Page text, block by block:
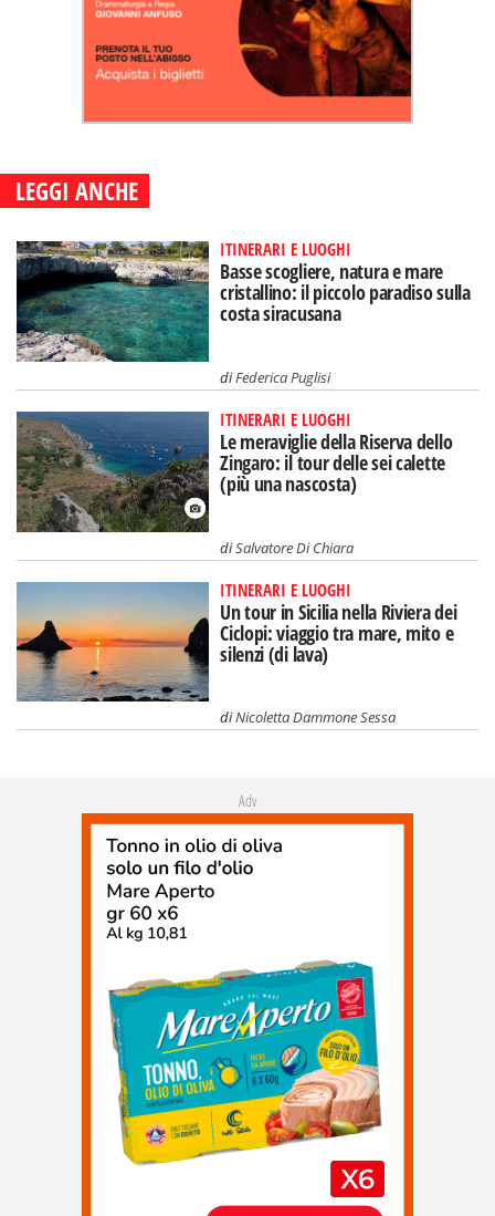
LEGGI ANCHE
ITINERARI E LUOGHI
Basse scogliere, natura e mare
cristallino: il piccolo paradiso sulla
costa siracusana
diFederica Puglisi
ITINERARI E LUOGHI
Le meraviglie della Riserva dello
Zingaro: il tour delle sei calette
(più una nascosta)
diSalvatore Di Chiara
ITINERARI E LUOGHI
Un tour in Sicilia nella Riviera dei
Ciclopi: viaggio tra mare, mito e
silenzi (di lava)
diNicoletta Dammone Sessa
Adv